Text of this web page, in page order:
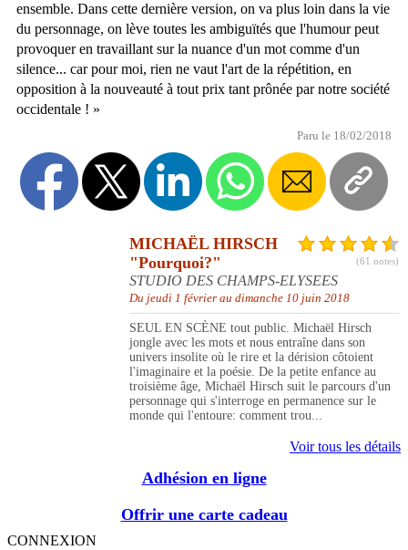
ensemble. Dans cette dernière version, on va plus loin dans la vie
du personnage, on lève toutes les ambiguïtés que l'humour peut
provoquer en travaillant sur la nuance d'un mot comme d'un
silence... car pour moi, rien ne vaut l'art de la répétition, en
opposition à la nouveauté à tout prix tant prônée par notre société
occidentale ! »
Paru le 18/02/2018
(61 notes)
MICHAËL HIRSCH
"Pourquoi?"
STUDIO DES CHAMPS-ELYSEES
Du jeudi 1 février au dimanche 10 juin 2018
SEUL EN SCÈNE tout public. Michaël Hirsch
jongle avec les mots et nous entraîne dans son
univers insolite où le rire et la dérision côtoient
l'imaginaire et la poésie. De la petite enfance au
troisième âge, Michaël Hirsch suit le parcours d'un
personnage qui s'interroge en permanence sur le
monde qui l'entoure: comment trou...
Voir tous les détails
Adhésion en ligne
Offrir une carte cadeau
CONNEXION